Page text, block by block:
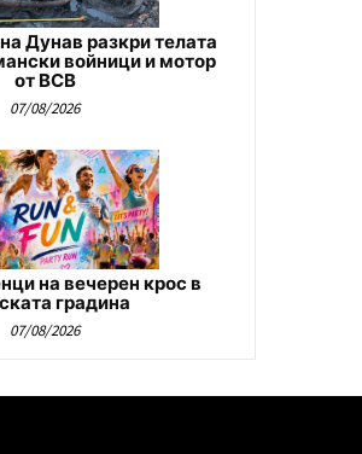
Дунав разкри телата
войници и мотор
от ВСВ
07/08/2026
на вечерен крос в
градина
07/08/2026